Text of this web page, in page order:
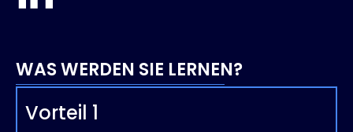
WAS WERDEN SIE LERNEN?
Vorteil 1